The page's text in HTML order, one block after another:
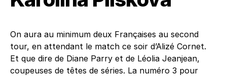
On aura au minimum deux Françaises au second
tour, en attendant le match ce soir d’Alizé Cornet.
Et que dire de Diane Parry et de Léolia Jeanjean,
coupeuses de têtes de séries. La numéro 3 pour